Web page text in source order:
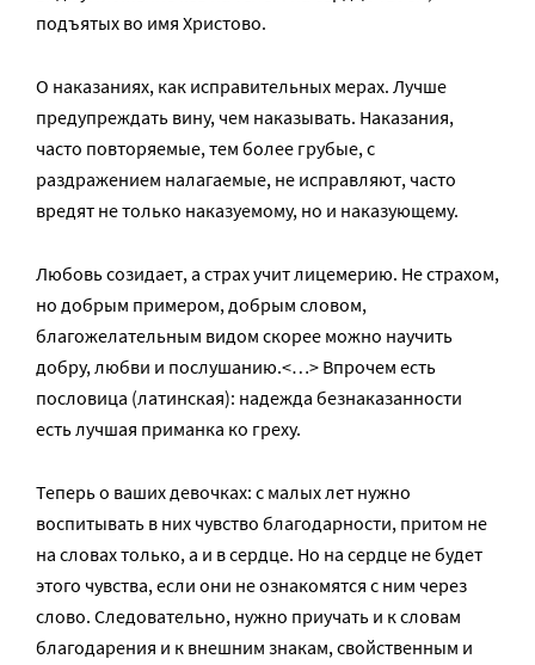
подъятых во имя Христово.
О наказаниях, как исправительных мерах. Лучше
предупреждать вину, чем наказывать. Наказания,
часто повторяемые, тем более грубые, с
раздражением налагаемые, не исправляют, часто
вредят не только наказуемому, но и наказующему.
Любовь созидает, а страх учит лицемерию. Не страхом,
но добрым примером, добрым словом,
благожелательным видом скорее можно научить
добру, любви и послушанию.<…> Впрочем есть
пословица (латинская): надежда безнаказанности
есть лучшая приманка ко греху.
Теперь о ваших девочках: с малых лет нужно
воспитывать в них чувство благодарности, притом не
на словах только, а и в сердце. Но на сердце не будет
этого чувства, если они не ознакомятся с ним через
слово. Следовательно, нужно приучать и к словам
благодарения и к внешним знакам, свойственным и